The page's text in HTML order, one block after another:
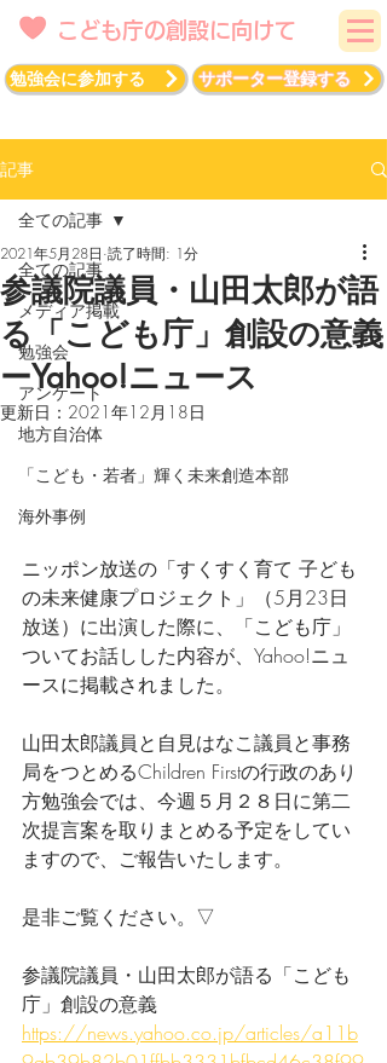
こども庁の創設に向けて
勉強会に参加する サポーター登録する
記事
全ての記事
メディア掲載
勉強会
アンケート
地方自治体
「こども・若者」輝く未来創造本部
海外事例
全ての記事
参議院議員・山田太郎が語
る「こども庁」創設の意義
ーYahoo!ニュース
2021年5月28日 読了時間: 1分
更新日： 2021年12月18日
ニッポン放送の「すくすく育て 子ども
の未来健康プロジェクト」（5月23日
放送）に出演した際に、「こども庁」
ついてお話しした内容が、Yahoo!ニュ
ースに掲載されました。
山田太郎議員と自見はなこ議員と事務
局をつとめるChildren Firstの行政のあり
方勉強会では、今週５月２８日に第二
次提言案を取りまとめる予定をしてい
ますので、ご報告いたします。
是非ご覧ください。▽
参議院議員・山田太郎が語る「こども
庁」創設の意義
https://news.yahoo.co.jp/articles/a11b